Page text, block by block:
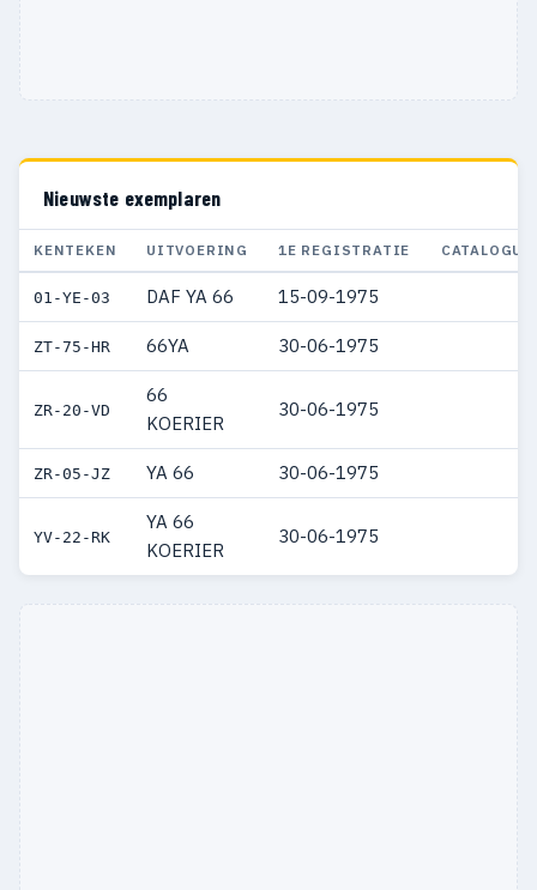
Nieuwste exemplaren
KENTEKEN UITVOERING 1E REGISTRATIE
01-YE-03 DAF YA 66 15-09-1975
ZT-75-HR 66YA 30-06-1975
ZR-20-VD
66
KOERIER
30-06-1975
ZR-05-JZ YA 66 30-06-1975
YV-22-RK
YA 66
KOERIER
30-06-1975